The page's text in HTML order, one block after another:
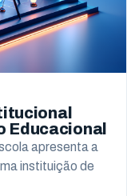
Educacional
apresenta a
instituição de